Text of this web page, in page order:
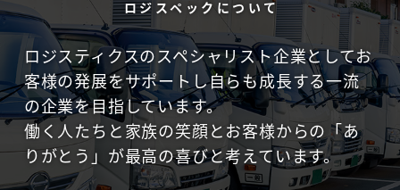
ロジスペックについて
ロジスティクスのスペシャリスト企業としてお
客様の発展をサポートし自らも成長する一流
の企業を目指しています。
働く人たちと家族の笑顔とお客様からの「あ
りがとう」が最高の喜びと考えています。